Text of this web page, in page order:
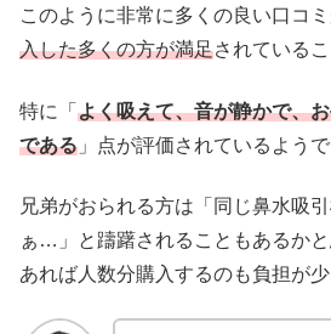
このように非常に多くの良い口コ
入した多くの方が満足されている
特に「 よく吸えて、音が静かで、
である 」点が評価されているよう
兄弟がおられる方は「同じ鼻水吸
ぁ…」と躊躇されることもあるか
あれば人数分購入するのも負担が少